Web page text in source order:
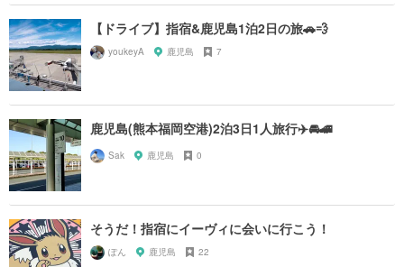
【ドライブ】指宿&鹿児島1泊2日の旅🚗💨
youkeyA 鹿児島 7
鹿児島(熊本福岡空港)2泊3日1人旅行✈️🚘🚄
Sak 鹿児島 0
そうだ！指宿にイーヴィに会いに行こう！
ぽん 鹿児島 22